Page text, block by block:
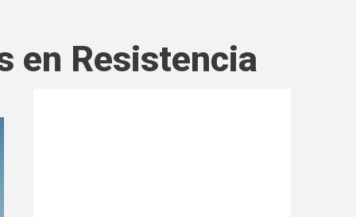
en Resistencia